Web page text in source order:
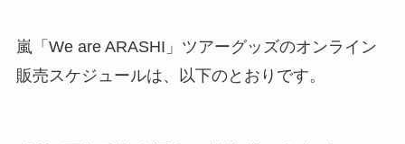
嵐「We are ARASHI」ツアーグッズのオンライン
販売スケジュールは、以下のとおりです。